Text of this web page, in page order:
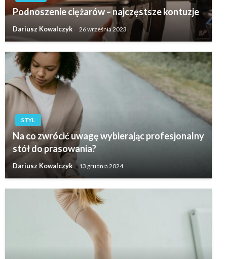
Podnoszenie ciężarów – najczęstsze kontuzje
Dariusz Kowalczyk 26 września 2023
STYL
Na co zwrócić uwagę wybierając profesjonalny
stół do prasowania?
Dariusz Kowalczyk 13 grudnia 2024